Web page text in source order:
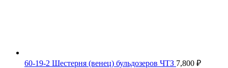
60-19-2 Шестерня (венец) бульдозеров ЧТЗ 7,800 ₽